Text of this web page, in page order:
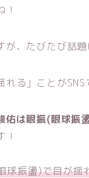
、たびたび話題
る」ことがSNS
佑は眼振(眼球振
球振盪)で目が揺